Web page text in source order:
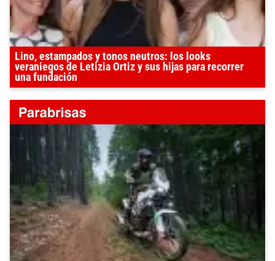
Lino, estampados y tonos neutros: los looks
veraniegos de Letizia Ortiz y sus hijas para recorrer
una fundación